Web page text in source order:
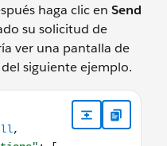
haga clic en Send
su solicitud de
ver una pantalla de
siguiente ejemplo.
[ {